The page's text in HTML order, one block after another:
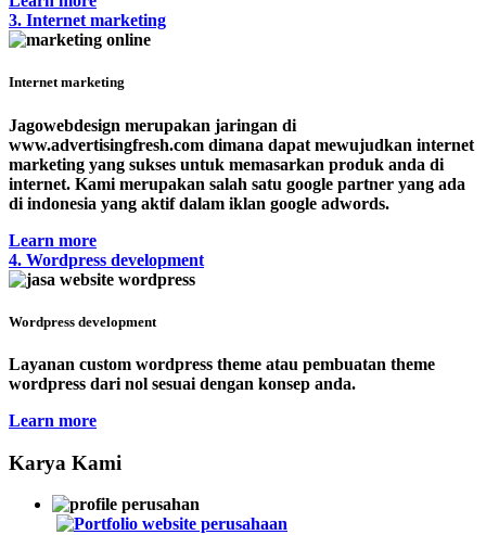
3. Internet marketing
Internet marketing
Jagowebdesign merupakan jaringan di
www.advertisingfresh.com dimana dapat mewujudkan internet
marketing yang sukses untuk memasarkan produk anda di
internet. Kami merupakan salah satu google partner yang ada
di indonesia yang aktif dalam iklan google adwords.
Learn more
4. Wordpress development
Wordpress development
Layanan custom wordpress theme atau pembuatan theme
wordpress dari nol sesuai dengan konsep anda.
Learn more
Karya Kami